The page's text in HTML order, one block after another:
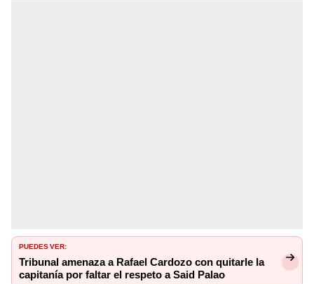
PUEDES VER:
Tribunal amenaza a Rafael Cardozo con quitarle la
capitanía por faltar el respeto a Said Palao